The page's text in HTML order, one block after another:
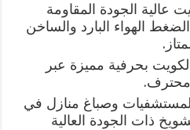
عالية الجودة المقاومة
الهواء البارد والساخن
بحرفية مميزة عبر
محترف.
وصباغ منازل في
ذات الجودة العالية